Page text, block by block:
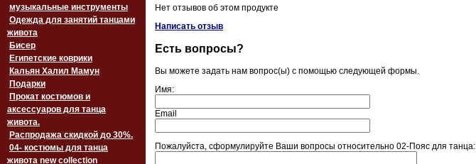
музыкальные инструменты
Одежда для занятий танцами
живота
Бисер
Египетские коврики
Кальян Халил Мамун
Подарки
Прокат костюмов и
аксессуаров для танца
живота.
Распродажа скидкой до 30%.
04- костюмы для танца
живота new collection
Нет отзывов об этом продукте
Написать отзыв
Есть вопросы?
Вы можете задать нам вопрос(ы) с помощью следующей формы.
Имя:
Email
Пожалуйста, сформулируйте Ваши вопросы относительно 02-Пояс для танца: